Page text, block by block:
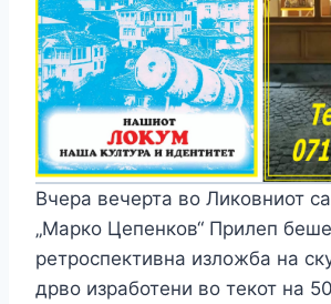
Вчера вечерта во Ликовниот
„Марко Цепенков“ Прилеп
ретроспективна изложба на
дрво изработени во текот на